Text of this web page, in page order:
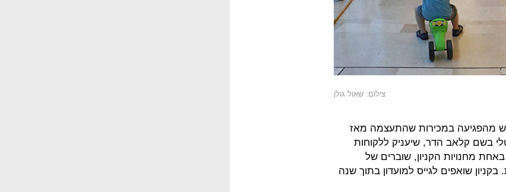
צילום: שאול גולן
מהפגיעה במכירות שהתעצמה מאז
בשם קלאב הדר, שיעניק ללקוחות
מחנויות הקניון, שוברים של
שואפים לגייס למועדון בתוך שנה